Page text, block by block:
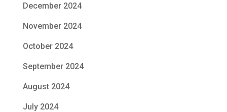
December 2024
November 2024
October 2024
September 2024
August 2024
July 2024